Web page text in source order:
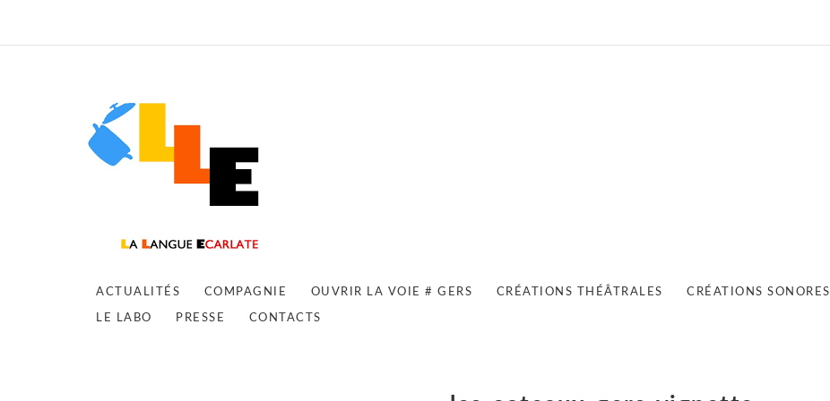
ACTUALITÉS COMPAGNIE OUVRIR LA VOIE # GERS CRÉATIONS THÉÂTRALES CRÉATIONS SONORES
LE LABO PRESSE CONTACTS